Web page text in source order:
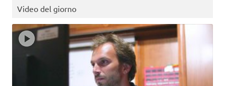
Video del giorno